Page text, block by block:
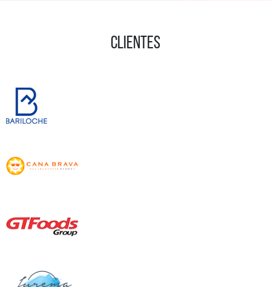
CLIENTES